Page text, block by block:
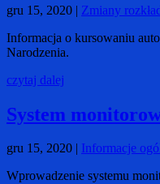
gru 15, 2020 | Zmiany
Informacja o kursowaniu
Narodzenia.
czytaj dalej
System
gru 15, 2020 Informacje
Wprowadzenie systemu